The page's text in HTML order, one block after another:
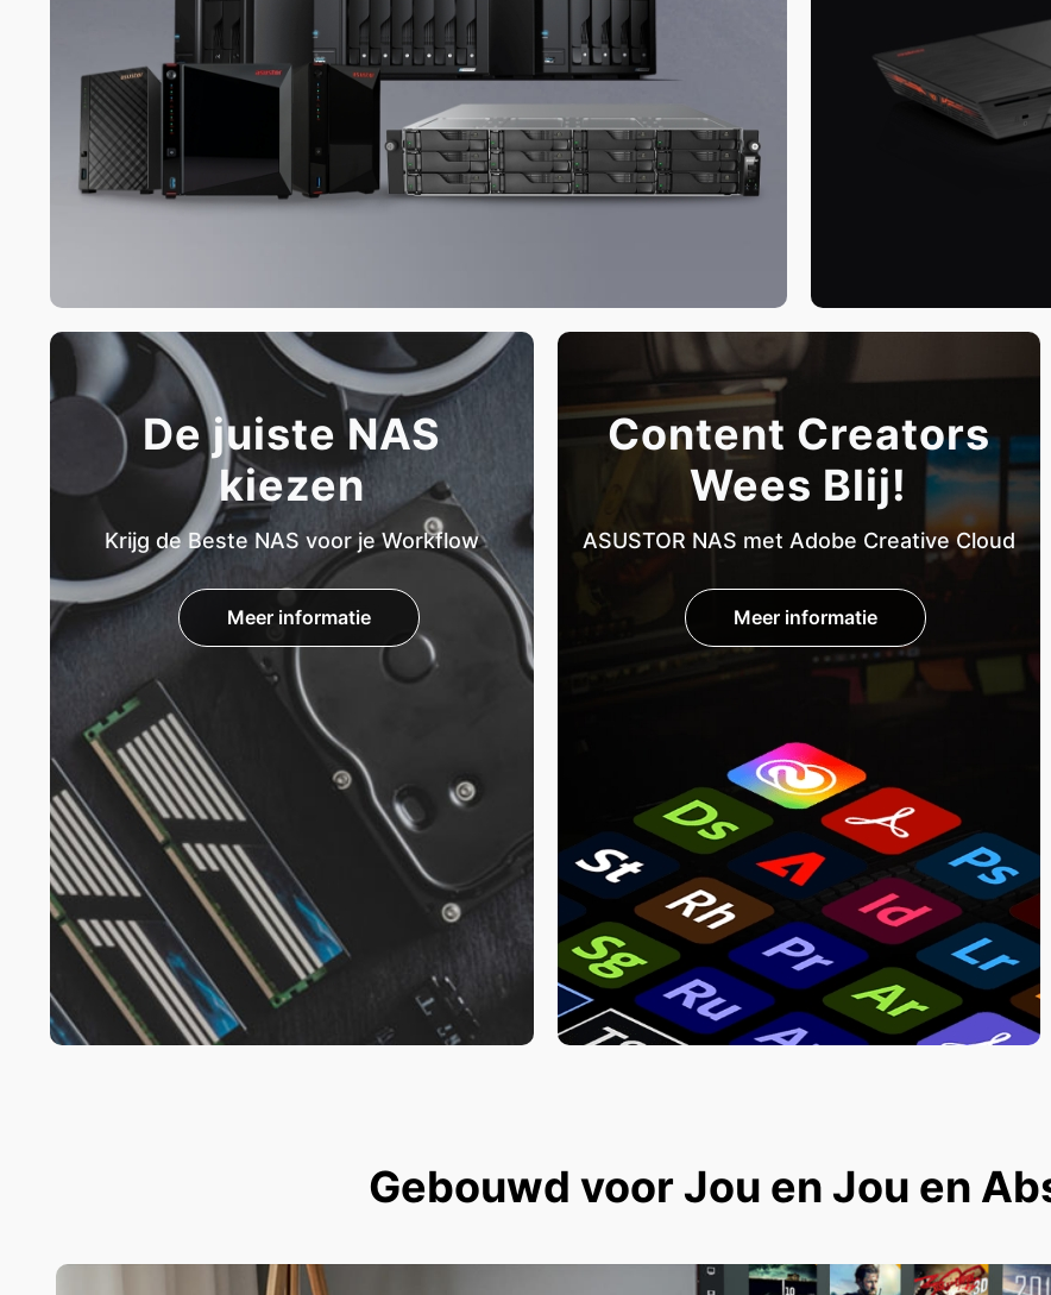
De juiste NAS
kiezen
Krijg de Beste NAS voor je Workflow
Meer informatie
Content Creators
Wees Blij!
ASUSTOR NAS met Adobe Creative Cloud
Meer informatie
Gebouwd voor Jou en Jou en